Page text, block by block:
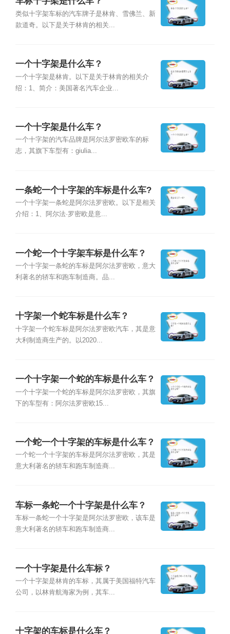
类似十字架车标的汽车牌子是林肯、雪佛兰、新
款道奇。以下是关于林肯的相关...
一个十字架是什么车？
一个十字架是林肯。以下是关于林肯的相关介
绍：1、简介：美国著名汽车企业...
一个十字架是什么车？
一个十字架的汽车品牌是阿尔法罗密欧车的标
志，其旗下车型有：giulia...
一条蛇一个十字架的车标是什么车?
一个十字架一条蛇是阿尔法罗密欧。以下是相关
介绍：1、阿尔法·罗密欧是意...
一个蛇一个十字架车标是什么车？
一个十字架一条蛇的车标是阿尔法罗密欧，意大
利著名的轿车和跑车制造商。品...
十字架一个蛇车标是什么车？
十字架一个蛇车标是阿尔法罗密欧汽车，其是意
大利制造商生产的。以2020...
一个十字架一个蛇的车标是什么车？
一个十字架一个蛇的车标是阿尔法罗密欧，其旗
下的车型有：阿尔法罗密欧15...
一个蛇一个十字架的车标是什么车？
一个蛇一个十字架的车标是阿尔法罗密欧，其是
意大利著名的轿车和跑车制造商...
车标一条蛇一个十字架是什么车？
车标一条蛇一个十字架是阿尔法罗密欧，该车是
意大利著名的轿车和跑车制造商...
一个十字架是什么车标？
一个十字架是林肯的车标，其属于美国福特汽车
公司，以林肯航海家为例，其车...
十字架的车标是什么车？